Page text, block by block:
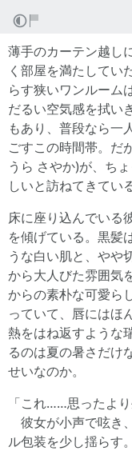
薄手のカーテン越し
く部屋を満たしてい
らす狭いワンルーム
だるい空気感を拭い
もあり、普段なら一
ごすこの時間帯。だ
うら さやか)が、ち
しいと訪ねてきてい
床に座り込んでいる
を傾げている。黒髪
うな白い肌と、やや
から大人びた雰囲気
からの素朴な可愛ら
っていて、唇にはほ
熱をはね返すような
るのは夏の暑さだけ
せいなのか。
「これ……思ったよ
彼女が小声で呟き
ル包装を少し揺らす